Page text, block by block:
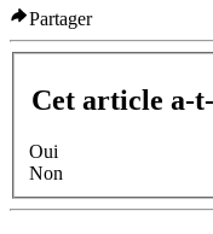
Partager
Cet article a-
Oui
Non